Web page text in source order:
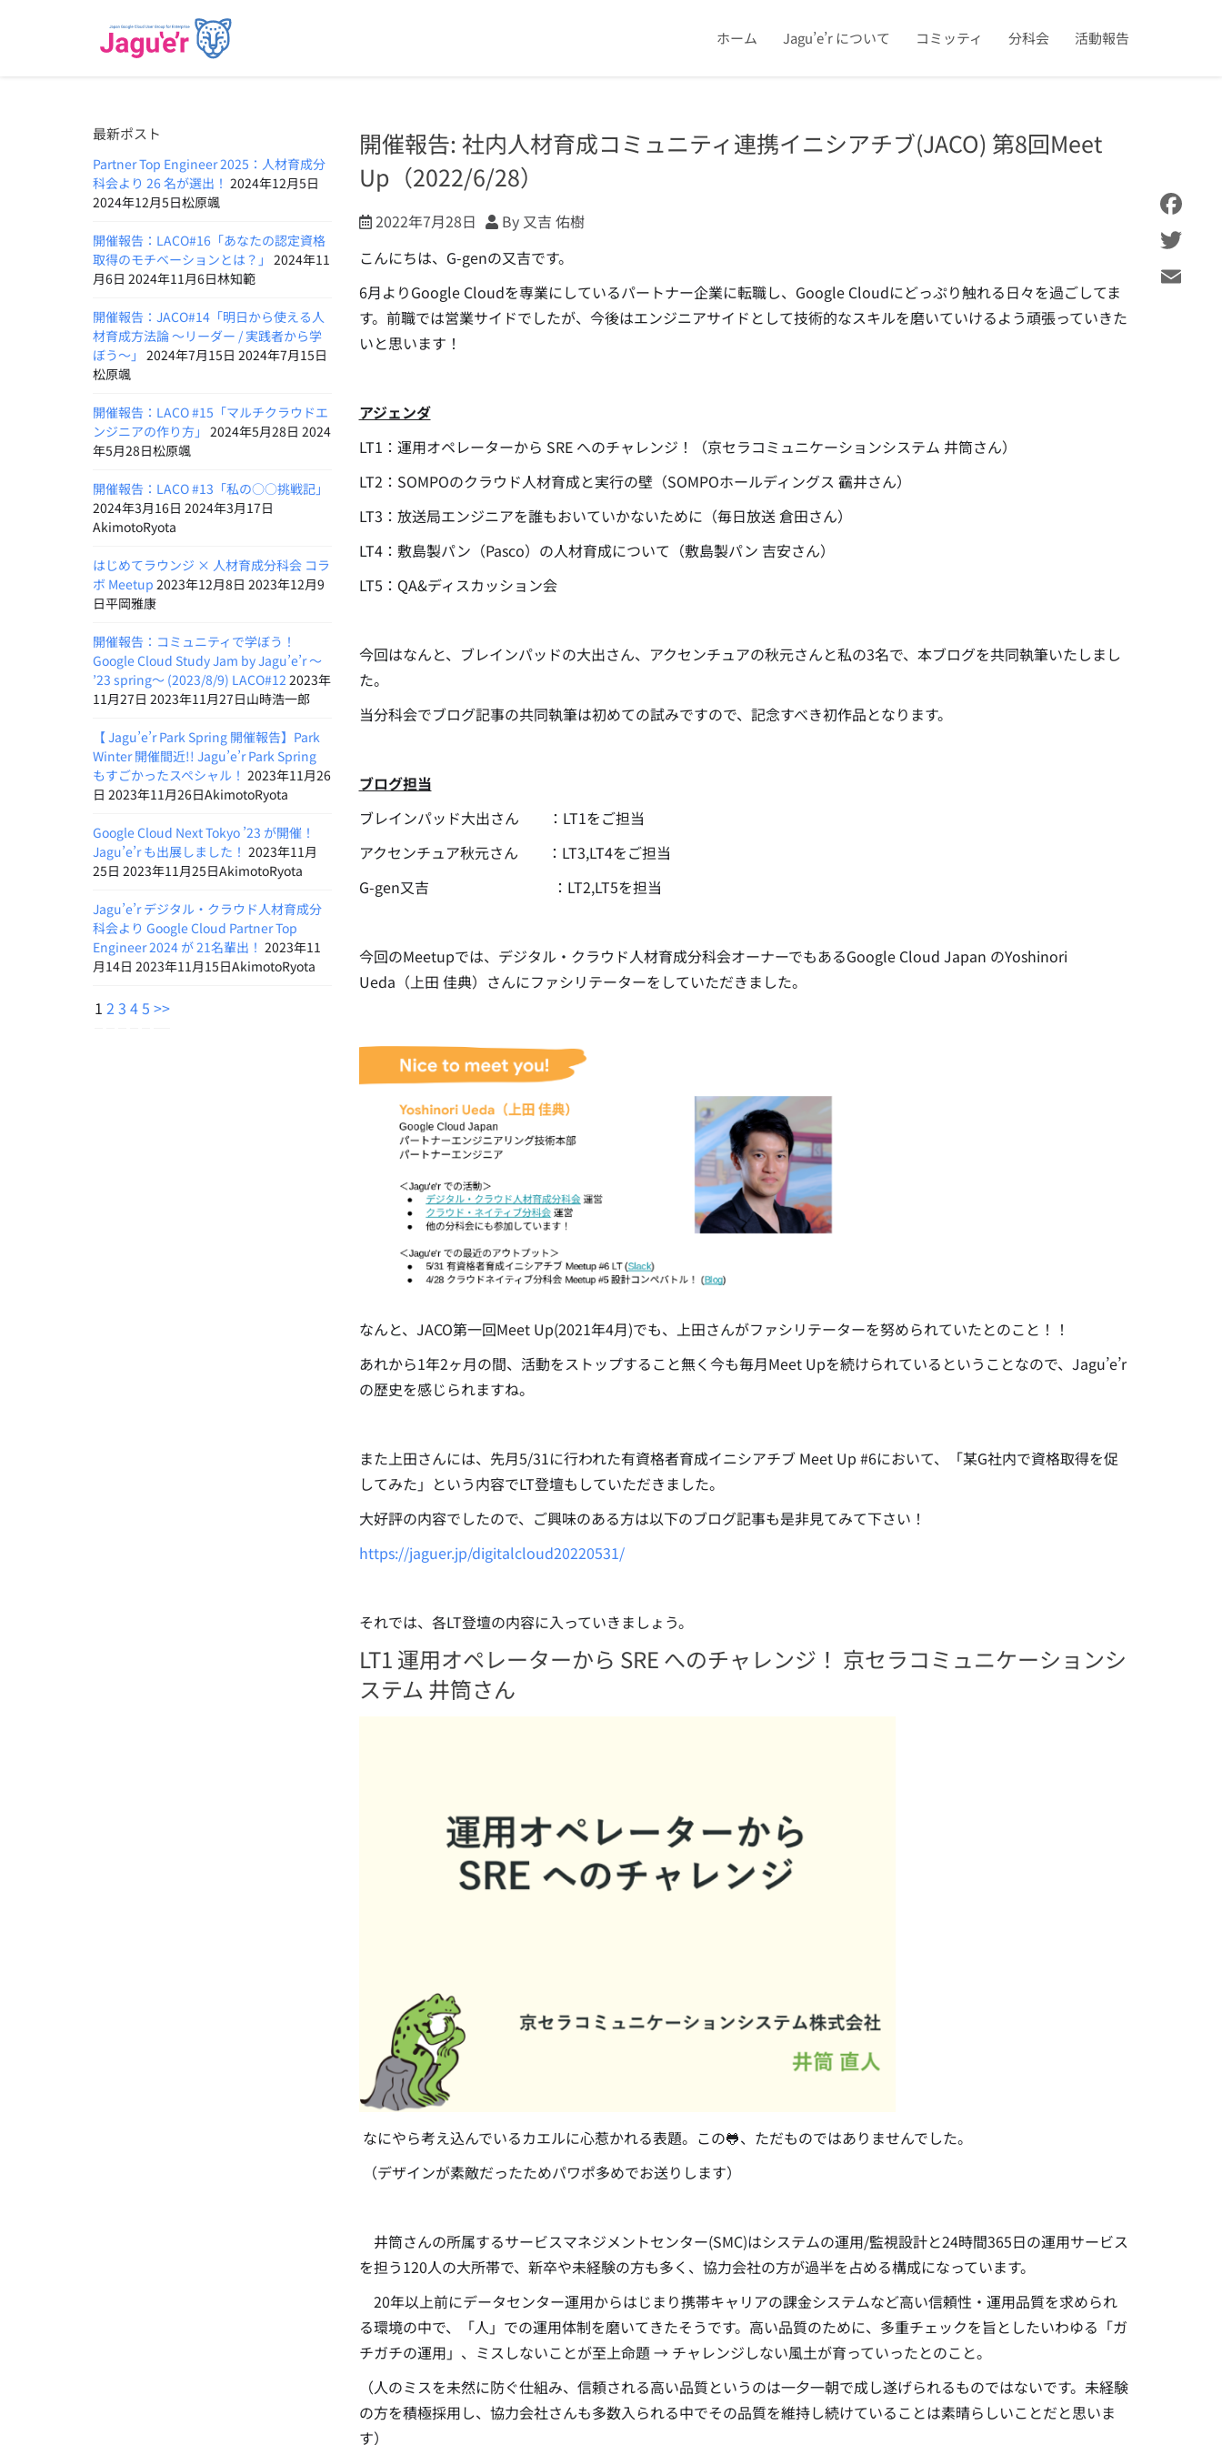
ホーム Jagu’e’r について コミッティ 分科会 活動報告
最新ポスト
Partner Top Engineer 2025：人材育成分
科会より 26 名が選出！ 2024年12月5日
2024年12月5日松原颯
開催報告：LACO#16「あなたの認定資格
取得のモチベーションとは？」 2024年11
月6日 2024年11月6日林知範
開催報告：JACO#14「明日から使える人
材育成方法論 〜リーダー / 実践者から学
ぼう〜」 2024年7月15日 2024年7月15日
松原颯
開催報告：LACO #15「マルチクラウドエ
ンジニアの作り方」 2024年5月28日 2024
年5月28日松原颯
開催報告：LACO #13「私の○○挑戦記」
2024年3月16日 2024年3月17日
AkimotoRyota
はじめてラウンジ × 人材育成分科会 コラ
ボ Meetup 2023年12月8日 2023年12月9
日平岡雅康
開催報告：コミュニティで学ぼう！
Google Cloud Study Jam by Jagu’e’r 〜
’23 spring〜 (2023/8/9) LACO#12 2023年
11月27日 2023年11月27日山時浩一郎
【 Jagu’e’r Park Spring 開催報告】Park
Winter 開催間近!! Jagu’e’r Park Spring
もすごかったスペシャル！ 2023年11月26
日 2023年11月26日AkimotoRyota
Google Cloud Next Tokyo ’23 が開催！
Jagu’e’r も出展しました！ 2023年11月
25日 2023年11月25日AkimotoRyota
Jagu’e’r デジタル・クラウド人材育成分
科会より Google Cloud Partner Top
Engineer 2024 が 21名輩出！ 2023年11
月14日 2023年11月15日AkimotoRyota
1 2 3 45 >>
開催報告: 社内人材育成コミュニティ連携イニシアチブ(JACO) 第8回Meet
Up（2022/6/28）
2022年7月28日
By 又吉 佑樹
こんにちは、G-genの又吉です。
6月よりGoogle Cloudを専業にしているパートナー企業に転職し、Google Cloudにどっぷり触れる日々を過ごしてま
す。 前職では営業サイドでしたが、今後はエンジニアサイドとして技術的なスキルを磨いていけるよう頑張っていきた
いと思います！
アジェンダ
LT1：運用オペレーターから SRE へのチャレンジ！（京セラコミュニケーションシステム 井筒さん）
LT2：SOMPOのクラウド人材育成と実行の壁（SOMPOホールディングス 靍井さん）
LT3：放送局エンジニアを誰もおいていかないために（毎日放送 倉田さん）
LT4：敷島製パン（Pasco）の人材育成について（敷島製パン 吉安さん）
LT5：QA&ディスカッション会
今回はなんと、ブレインパッドの大出さん、アクセンチュアの秋元さんと私の3名で、本ブログを共同執筆いたしまし
た。
当分科会でブログ記事の共同執筆は初めての試みですので、記念すべき初作品となります。
ブログ担当
ブレインパッド大出さん ：LT1をご担当
アクセンチュア秋元さん ：LT3,LT4をご担当
G-gen又吉 ：LT2,LT5を担当
今回のMeetupでは、デジタル・クラウド人材育成分科会オーナーでもあるGoogle Cloud Japan のYoshinori
Ueda（上田 佳典）さんにファシリテーターをしていただきました。
なんと、JACO第一回Meet Up(2021年4月)でも、上田さんがファシリテーターを努められていたとのこと！！
あれから1年2ヶ月の間、活動をストップすること無く今も毎月Meet Upを続けられているということなので、Jagu’e’r
の歴史を感じられますね。
また上田さんには、先月5/31に行われた有資格者育成イニシアチブ Meet Up #6において、「某G社内で資格取得を促
してみた」という内容でLT登壇もしていただきました。
大好評の内容でしたので、ご興味のある方は以下のブログ記事も是非見てみて下さい！
https://jaguer.jp/digitalcloud20220531/
それでは、各LT登壇の内容に入っていきましょう。
LT1 運用オペレーターから SRE へのチャレンジ！ 京セラコミュニケーションシ
ステム 井筒さん
なにやら考え込んでいるカエルに心惹かれる表題。この🐸、ただものではありませんでした。
（デザインが素敵だったためパワポ多めでお送りします）
井筒さんの所属するサービスマネジメントセンター(SMC)はシステムの運用/監視設計と24時間365日の運用サービス
を担う120人の大所帯で、新卒や未経験の方も多く、協力会社の方が過半を占める構成になっています。
20年以上前にデータセンター運用からはじまり携帯キャリアの課金システムなど高い信頼性・運用品質を求められ
る環境の中で、「人」での運用体制を磨いてきたそうです。高い品質のために、多重チェックを旨としたいわゆる「ガ
チガチの運用」、ミスしないことが至上命題 → チャレンジしない風土が育っていったとのこと。
（人のミスを未然に防ぐ仕組み、信頼される高い品質というのは一夕一朝で成し遂げられるものではないです。未経験
の方を積極採用し、協力会社さんも多数入られる中でその品質を維持し続けていることは素晴らしいことだと思いま
す）
Facebook
Twitter